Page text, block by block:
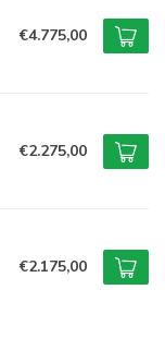
€4.775,00
€2.275,00
€2.175,00